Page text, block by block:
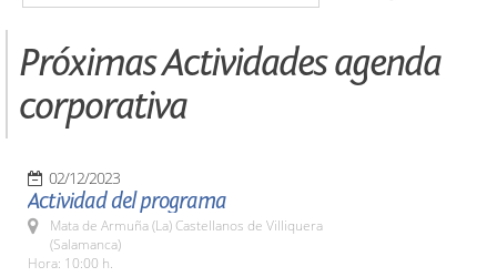
Próximas Actividades agenda
corporativa
02/12/2023
Actividad del programa
Mata de Armuña (La) Castellanos de Villiquera
(Salamanca)
Hora: 10:00 h.